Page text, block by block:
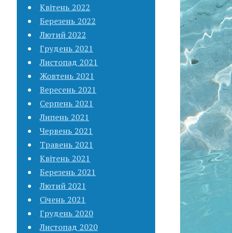
Квітень 2022
Березень 2022
Лютий 2022
Грудень 2021
Листопад 2021
Жовтень 2021
Вересень 2021
Серпень 2021
Липень 2021
Червень 2021
Травень 2021
Квітень 2021
Березень 2021
Лютий 2021
Січень 2021
Грудень 2020
Листопад 2020